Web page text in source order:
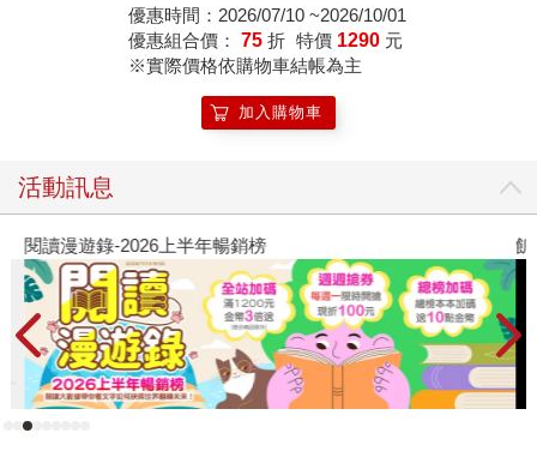
優惠時間：2026/07/10 ~2026/10/01
優惠組合價： 75 折 特價 1290 元
※實際價格依購物車結帳為主
加入購物車
活動訊息
閱讀漫遊錄-2026上半年暢銷榜 飢